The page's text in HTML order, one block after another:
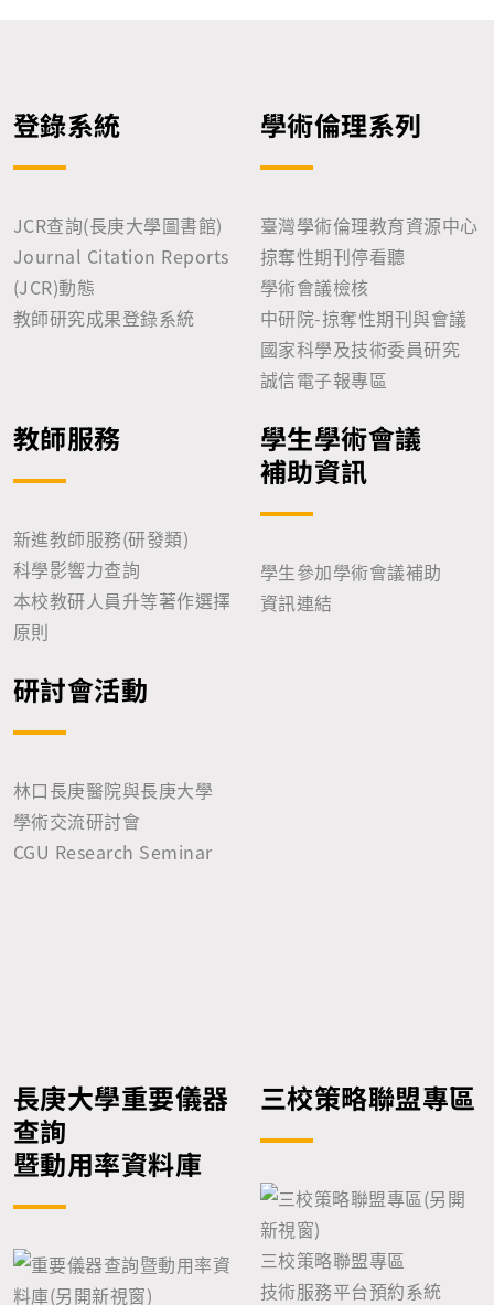
登錄系統
JCR查詢(長庚大學圖書館)
Journal Citation Reports
(JCR)動態
教師研究成果登錄系統
學術倫理系列
臺灣學術倫理教育資源中心
掠奪性期刊停看聽
學術會議檢核
中研院-掠奪性期刊與會議
國家科學及技術委員研究
誠信電子報專區
教師服務
新進教師服務(研發類)
科學影響力查詢
本校教研人員升等著作選擇
原則
學生學術會議
補助資訊
學生參加學術會議補助
資訊連結
研討會活動
林口長庚醫院與長庚大學
學術交流研討會
CGU Research Seminar
長庚大學重要儀器
查詢
暨動用率資料庫
三校策略聯盟專區
三校策略聯盟專區
技術服務平台預約系統